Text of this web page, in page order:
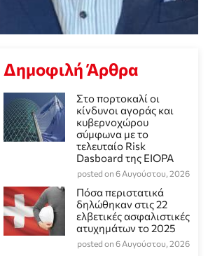
Δημοφιλή Άρθρα
Στο πορτοκαλί οι
κίνδυνοι αγοράς και
κυβερνοχώρου
σύμφωνα με το
τελευταίο Risk
Dasboard της EIOPA
posted on 6 Αυγούστου, 2026
Πόσα περιστατικά
δηλώθηκαν στις 22
ελβετικές ασφαλιστικές
ατυχημάτων το 2025
posted on 6 Αυγούστου, 2026